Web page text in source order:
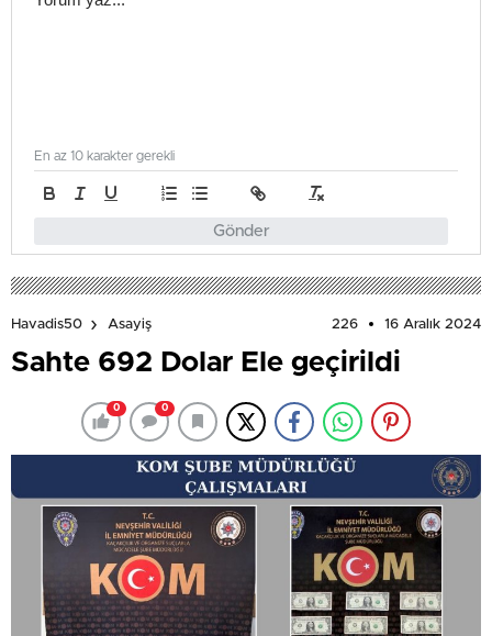
Gönder
En az 10 karakter gerekli
Havadis50 Asayiş 226 16 Aralık 2024
Sahte 692 Dolar Ele geçirildi
0 0